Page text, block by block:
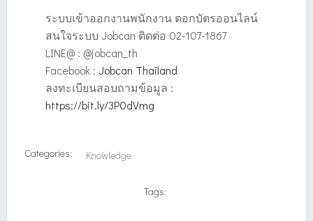
ระบบเข้าออกงานพนักงาน ตอกบัตรออนไลน์
สนใจระบบ Jobcan ติดต่อ 02-107-1867
LINE@ : @jobcan_th
Facebook : Jobcan Thailand
ลงทะเบียนสอบถามข้อมูล :
https://bit.ly/3P0dVmg
Categories: Knowledge
Tags: